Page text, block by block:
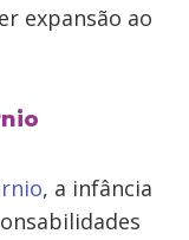
expansão ao
, a infância